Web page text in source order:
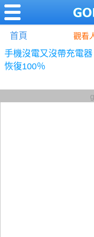
首頁 觀看
手機沒電又沒帶充電
恢復100％